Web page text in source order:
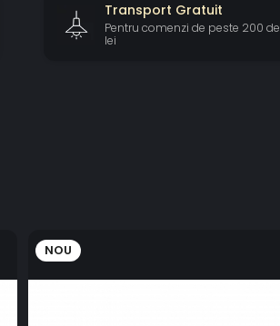
Transport Gratuit
Pentru comenzi de peste 200 de
lei
NOU